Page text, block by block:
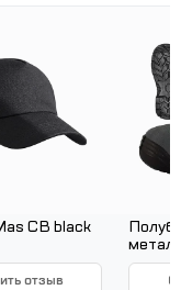
основную
CB black
отзыв